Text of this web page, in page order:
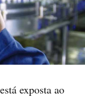
exposta ao